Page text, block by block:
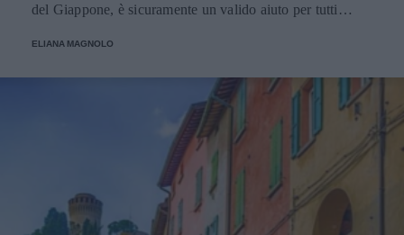
del Giappone, è sicuramente un valido aiuto per tutti
dell'Oriente.
ELIANA MAGNOLO